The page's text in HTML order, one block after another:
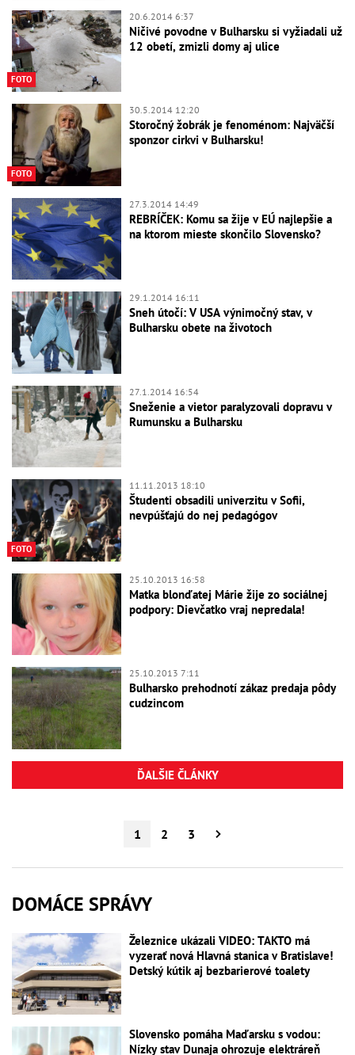
FOTO
20.6.2014 6:37
Ničivé povodne v Bulharsku si vyžiadali už
12 obetí, zmizli domy aj ulice
FOTO
30.5.2014 12:20
Storočný žobrák je fenoménom: Najväčší
sponzor cirkvi v Bulharsku!
27.3.2014 14:49
REBRÍČEK: Komu sa žije v EÚ najlepšie a
na ktorom mieste skončilo Slovensko?
29.1.2014 16:11
Sneh útočí: V USA výnimočný stav, v
Bulharsku obete na životoch
27.1.2014 16:54
Sneženie a vietor paralyzovali dopravu v
Rumunsku a Bulharsku
FOTO
11.11.2013 18:10
Študenti obsadili univerzitu v Sofii,
nevpúšťajú do nej pedagógov
25.10.2013 16:58
Matka blonďatej Márie žije zo sociálnej
podpory: Dievčatko vraj nepredala!
25.10.2013 7:11
Bulharsko prehodnotí zákaz predaja pôdy
cudzincom
ĎALŠIE ČLÁNKY
1 2 3
DOMÁCE SPRÁVY
Železnice ukázali VIDEO: TAKTO má
vyzerať nová Hlavná stanica v Bratislave!
Detský kútik aj bezbarierové toalety
Slovensko pomáha Maďarsku s vodou:
Nízky stav Dunaja ohrozuje elektráreň